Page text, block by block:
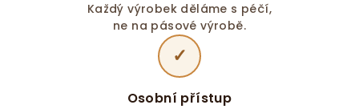
Každý výrobek děláme s péčí,
ne na pásové výrobě.
✓
Osobní přístup